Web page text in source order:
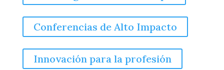
Conferencias de Alto Impacto
Innovación para la profesión